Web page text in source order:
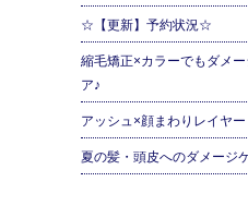
☆【更新】予約状況☆
縮毛矯正×カラーでもダメ
ア♪
アッシュ×顔まわりレイヤー
夏の髪・頭皮へのダメージ